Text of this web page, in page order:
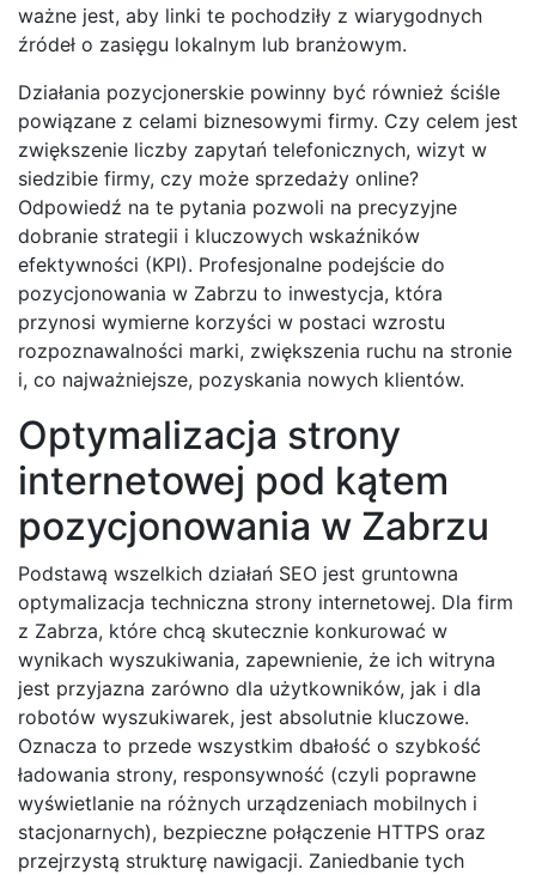
ważne jest, aby linki te pochodziły z wiarygodnych
źródeł o zasięgu lokalnym lub branżowym.
Działania pozycjonerskie powinny być również ściśle
powiązane z celami biznesowymi firmy. Czy celem jest
zwiększenie liczby zapytań telefonicznych, wizyt w
siedzibie firmy, czy może sprzedaży online?
Odpowiedź na te pytania pozwoli na precyzyjne
dobranie strategii i kluczowych wskaźników
efektywności (KPI). Profesjonalne podejście do
pozycjonowania w Zabrzu to inwestycja, która
przynosi wymierne korzyści w postaci wzrostu
rozpoznawalności marki, zwiększenia ruchu na stronie
i, co najważniejsze, pozyskania nowych klientów.
Optymalizacja strony
internetowej pod kątem
pozycjonowania w Zabrzu
Podstawą wszelkich działań SEO jest gruntowna
optymalizacja techniczna strony internetowej. Dla firm
z Zabrza, które chcą skutecznie konkurować w
wynikach wyszukiwania, zapewnienie, że ich witryna
jest przyjazna zarówno dla użytkowników, jak i dla
robotów wyszukiwarek, jest absolutnie kluczowe.
Oznacza to przede wszystkim dbałość o szybkość
ładowania strony, responsywność (czyli poprawne
wyświetlanie na różnych urządzeniach mobilnych i
stacjonarnych), bezpieczne połączenie HTTPS oraz
przejrzystą strukturę nawigacji. Zaniedbanie tych